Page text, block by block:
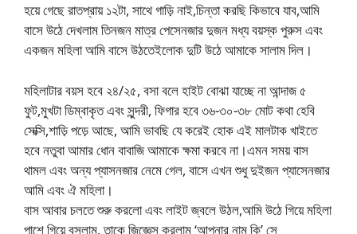
হয়ে গেছে রাতপ্রায় ১২টা, সাথে গাড়ি নাই,চিন্তা করছি কিভাবে যাব,আমি
বাসে উঠে দেখলাম তিনজন মাত্র পেসেনজার দুজন মধ্য বয়স্ক পুরুস এবং
একজন মহিলা আমি বাসে উঠতেইলোক দুটি উঠে আমাকে সালাম দিল।
মহিলাটার বয়স হবে ২৪/২৫, বসা বলে হাইট বোঝা যাচ্ছে না আন্দাজ ৫
ফুট,মুখটা ডিম্বাকৃত এবং সুন্দরী, ফিগার হবে ৩৬-৩০-৩৮ মোট কথা হেবি
সেক্সি,শাড়ি পড়ে আছে, আমি ভাবছি যে করেই হোক এই মালটাক খাইতে
হবে নতুবা আমার ধোন বাবাজি আমাকে ক্ষমা করবে না।এমন সময় বাস
থামল এবং অন্য প্যাসনজার নেমে গেল, বাসে এখন শুধু দুইজন প্যাসেনজার
আমি এবং ঐ মহিলা।
বাস আবার চলতে শুরু করলো এবং লাইট জ্বলে উঠল,আমি উঠে গিয়ে মহিলা
পাশে গিয়ে বসলাম, তাকে জিজ্ঞেস করলাম ‘আপনার নাম কি’ সে